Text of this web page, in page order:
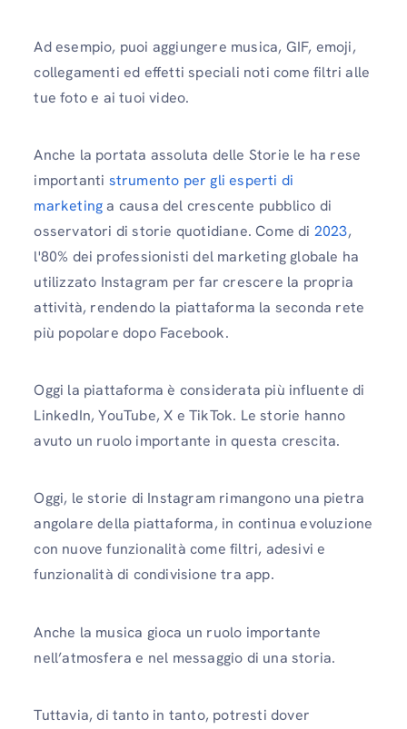
Ad esempio, puoi aggiungere musica, GIF, emoji,
collegamenti ed effetti speciali noti come filtri alle
tue foto e ai tuoi video.
Anche la portata assoluta delle Storie le ha rese
importanti strumento per gli esperti di
marketinga causa del crescente pubblico di
osservatori di storie quotidiane. Come di 2023,
l'80% dei professionisti del marketing globale ha
utilizzato Instagram per far crescere la propria
attività, rendendo la piattaforma la seconda rete
più popolare dopo Facebook.
Oggi la piattaforma è considerata più influente di
LinkedIn, YouTube, X e TikTok. Le storie hanno
avuto un ruolo importante in questa crescita.
Oggi, le storie di Instagram rimangono una pietra
angolare della piattaforma, in continua evoluzione
con nuove funzionalità come filtri, adesivi e
funzionalità di condivisione tra app.
Anche la musica gioca un ruolo importante
nell’atmosfera e nel messaggio di una storia.
Tuttavia, di tanto in tanto, potresti dover